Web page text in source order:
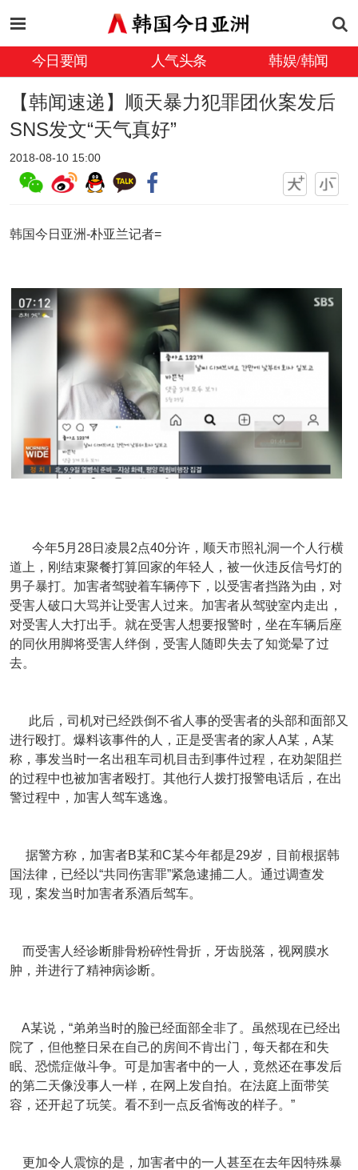
今日要闻 人气头条 韩娱/韩闻
【韩闻速递】顺天暴力犯罪团伙案发后
SNS发文“天气真好”
2018-08-10 15:00
韩国今日亚洲-朴亚兰记者=
今年5月28日凌晨2点40分许，顺天市照礼洞一个人行横
道上，刚结束聚餐打算回家的年轻人，被一伙违反信号灯的
男子暴打。加害者驾驶着车辆停下，以受害者挡路为由，对
受害人破口大骂并让受害人过来。加害者从驾驶室内走出，
对受害人大打出手。就在受害人想要报警时，坐在车辆后座
的同伙用脚将受害人绊倒，受害人随即失去了知觉晕了过
去。
此后，司机对已经跌倒不省人事的受害者的头部和面部又
进行殴打。爆料该事件的人，正是受害者的家人A某，A某
称，事发当时一名出租车司机目击到事件过程，在劝架阻拦
的过程中也被加害者殴打。其他行人拨打报警电话后，在出
警过程中，加害人驾车逃逸。
据警方称，加害者B某和C某今年都是29岁，目前根据韩
国法律，已经以“共同伤害罪”紧急逮捕二人。通过调查发
现，案发当时加害者系酒后驾车。
而受害人经诊断腓骨粉碎性骨折，牙齿脱落，视网膜水
肿，并进行了精神病诊断。
A某说，“弟弟当时的脸已经面部全非了。虽然现在已经出
院了，但他整日呆在自己的房间不肯出门，每天都在和失
眠、恐慌症做斗争。可是加害者中的一人，竟然还在事发后
的第二天像没事人一样，在网上发自拍。在法庭上面带笑
容，还开起了玩笑。看不到一点反省悔改的样子。”
更加令人震惊的是，加害者中的一人甚至在去年因特殊暴